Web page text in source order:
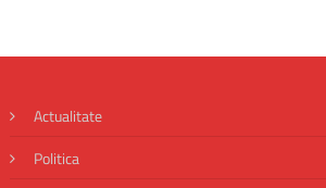
Actualitate
Politica